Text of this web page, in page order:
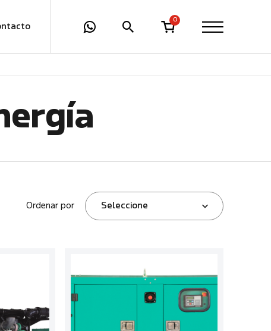
0
Ordenar por Seleccione